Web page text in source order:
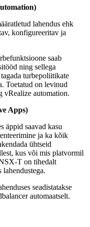
lahendus ehk
konfigureeritav ja
saab
ning sellega
turbepoliitikate
Toetatud on levinud
vRealize automation.
Apps)
äppid saavad kasu
ja ka kõik
ühtseid
kus või mis platvormil
T on tihedalt
seadistatakse
automaatselt.